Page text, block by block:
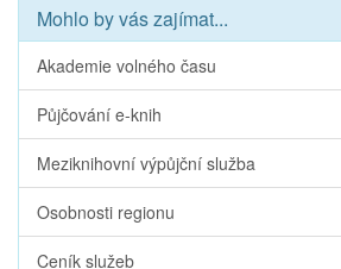
Mohlo by vás zajímat...
Akademie volného času
Půjčování e-knih
Meziknihovní výpůjční služba
Osobnosti regionu
Ceník služeb